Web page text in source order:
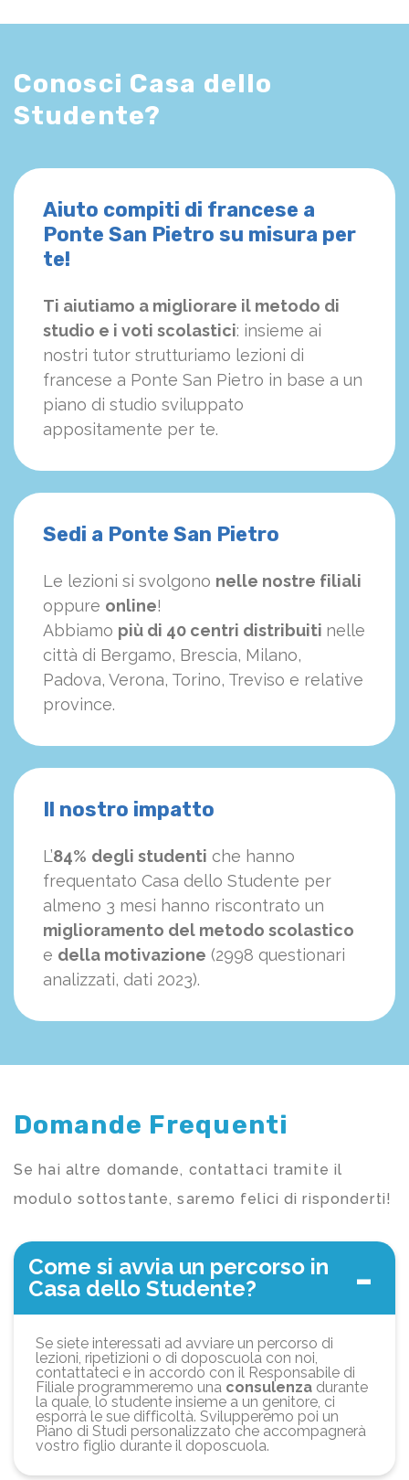
Conosci Casa dello
Studente?
Aiuto compiti di francese a
Ponte San Pietro su misura per
te!
Ti aiutiamo a migliorare il metodo di
studio e i voti scolastici: insieme ai
nostri tutor strutturiamo lezioni di
francese a Ponte San Pietro in base a un
piano di studio sviluppato
appositamente per te.
Sedi a Ponte San Pietro
Le lezioni si svolgono nelle nostre filiali
oppure online!
Abbiamo più di 40 centri distribuiti nelle
città di Bergamo, Brescia, Milano,
Padova, Verona, Torino, Treviso e relative
province.
Il nostro impatto
L’84% degli studenti che hanno
frequentato Casa dello Studente per
almeno 3 mesi hanno riscontrato un
miglioramento del metodo scolastico
e della motivazione (2998 questionari
analizzati, dati 2023).
Domande Frequenti
Se hai altre domande, contattaci tramite il
modulo sottostante, saremo felici di risponderti!
Come si avvia un percorso in
Casa dello Studente?
Se siete interessati ad avviare un percorso di
lezioni, ripetizioni o di doposcuola con noi,
contattateci e in accordo con il Responsabile di
Filiale programmeremo una consulenza durante
la quale, lo studente insieme a un genitore, ci
esporrà le sue difficoltà. Svilupperemo poi un
Piano di Studi personalizzato che accompagnerà
vostro figlio durante il doposcuola.